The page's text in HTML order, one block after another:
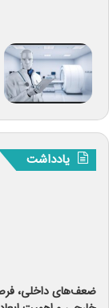
یادداشت
ضعف‌های داخلی،